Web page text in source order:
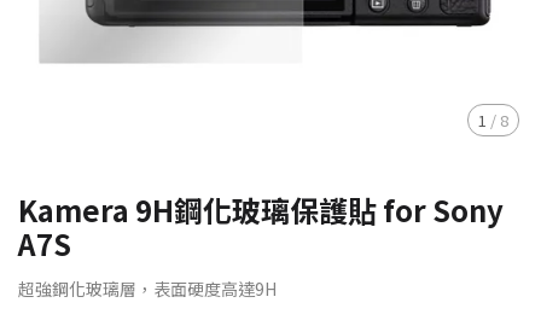
1 / 8
Kamera 9H鋼化玻璃保護貼 for Sony
A7S
超強鋼化玻璃層，表面硬度高達9H